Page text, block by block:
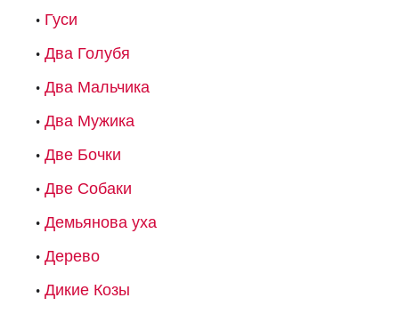
Гуси
Два Голубя
Два Мальчика
Два Мужика
Две Бочки
Две Собаки
Демьянова уха
Дерево
Дикие Козы